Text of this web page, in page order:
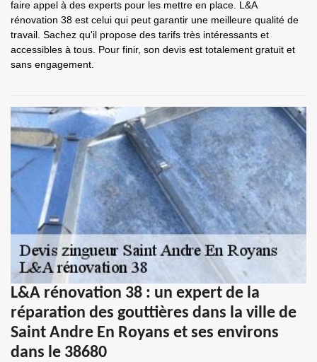
faire appel à des experts pour les mettre en place. L&A
rénovation 38 est celui qui peut garantir une meilleure qualité de
travail. Sachez qu'il propose des tarifs très intéressants et
accessibles à tous. Pour finir, son devis est totalement gratuit et
sans engagement.
L&A rénovation 38 : un expert de la
réparation des gouttières dans la ville de
Saint Andre En Royans et ses environs
dans le 38680